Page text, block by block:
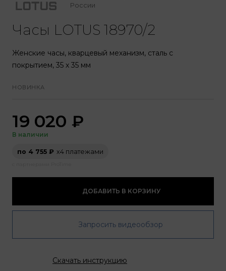
России
Часы LOTUS 18970/2
Женские часы, кварцевый механизм, сталь с
покрытием, 35 х 35 мм
НОВИНКА
19 020 ₽
В наличии
по 4 755 ₽ х4 платежами
ДОБАВИТЬ В КОРЗИНУ
Запросить видеообзор
Скачать инструкцию